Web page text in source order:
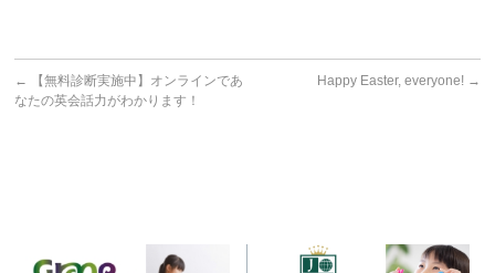
←
【無料診断実施中】オンラインであ
なたの英会話力がわかります！
Happy Easter, everyone! →